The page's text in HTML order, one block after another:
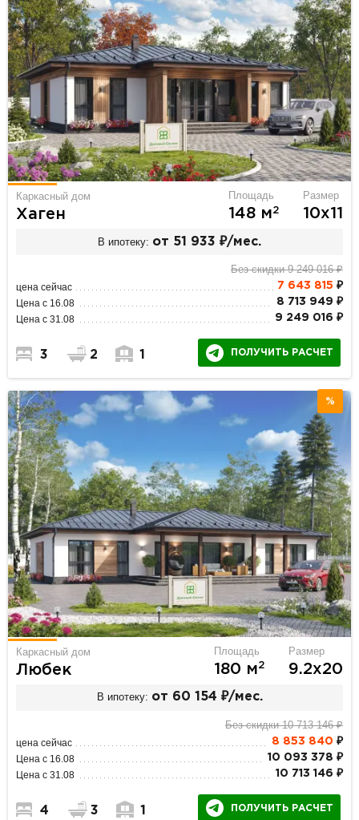
Каркасный дом
Хаген
Площадь
148 м2
Размер
10х11
В ипотеку: от 51 933 ₽/мес.
Без скидки 9 249 016 ₽
цена сейчас 7 643 815 ₽
Цена с 16.08 8 713 949 ₽
Цена с 31.08 9 249 016 ₽
3 2 1 ПОЛУЧИТЬ РАСЧЕТ
%
Каркасный дом
Любек
Площадь
180 м2
Размер
9.2х20
В ипотеку: от 60 154 ₽/мес.
Без скидки 10 713 146 ₽
цена сейчас 8 853 840 ₽
Цена с 16.08 10 093 378 ₽
Цена с 31.08 10 713 146 ₽
4 3 1 ПОЛУЧИТЬ РАСЧЕТ